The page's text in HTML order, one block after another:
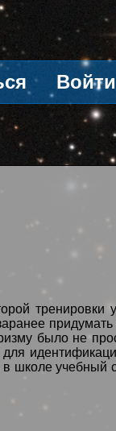
Войти
тренировки
придумать
было не
учебный